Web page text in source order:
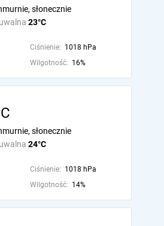
23°C
słonecznie
Ciśnienie: 1018 hPa
Wilgotność: 16%
24°C
słonecznie
Ciśnienie: 1018 hPa
Wilgotność: 14%